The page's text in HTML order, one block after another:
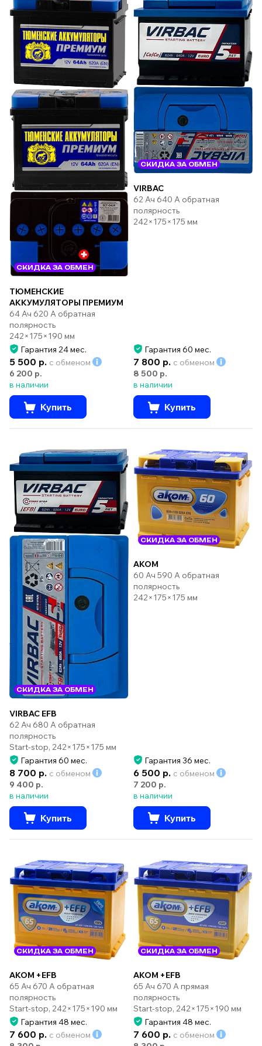
СКИДКА ЗА ОБМЕН
ТЮМЕНСКИЕ
АККУМУЛЯТОРЫ ПРЕМИУМ
64 Ач 620 А обратная
полярность
242×175×190 мм
Гарантия 24 мес.
5 500 р. с обменом
6 200 р.
в наличии
Купить
СКИДКА ЗА ОБМЕН
VIRBAC
62 Ач 640 А обратная
полярность
242×175×175 мм
Гарантия 60 мес.
7 800 р. с обменом
8 500 р.
в наличии
Купить
СКИДКА ЗА ОБМЕН
VIRBAC EFB
62 Ач 680 А обратная
полярность
Start-stop, 242×175×175 мм
Гарантия 60 мес.
8 700 р. с обменом
9 400 р.
в наличии
Купить
СКИДКА ЗА ОБМЕН
AKOM
60 Ач 590 А обратная
полярность
242×175×175 мм
Гарантия 36 мес.
6 500 р. с обменом
7 200 р.
в наличии
Купить
СКИДКА ЗА ОБМЕН
AKOM +EFB
65 Ач 670 А обратная
полярность
Start-stop, 242×175×190 мм
Гарантия 48 мес.
7 600 р. с обменом
СКИДКА ЗА ОБМЕН
AKOM +EFB
65 Ач 670 А прямая
полярность
Start-stop, 242×175×190 мм
Гарантия 48 мес.
7 600 р. с обменом